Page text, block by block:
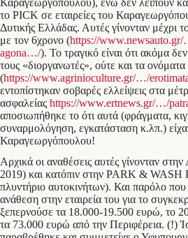
το PICK σε εταιρείες του
Δυτικής Ελλάδας. Αυτές γίνονταν μέχρι
με τον 6χρονο (https://
agona…/). Το τραγικό είναι ότι ακόμα
τους «διοργανωτές», ούτε και τα
(https://www.agrinioculture.gr/…/
εντοπίστηκαν σοβαρές ελλείψεις στα
ασφαλείας https://www.ertnews.gr/…/
αποσιωπήθηκε το ότι αυτά (φράγματα,
συναρμολόγηση, εγκατάσταση κ.λπ.)
Καραγεωργόπουλου!
Αρχικά οι αναθέσεις αυτές γίνονταν
2019) και κατόπιν στην PARK & WASH
πλυντήριο αυτοκινήτων). Και παρόλο
ανάθεση στην εταιρεία του για το
ξεπερνούσε τα 18.000-19.500 ευρώ, το
τα 73.000 ευρώ από την Περιφέρεια. (!)